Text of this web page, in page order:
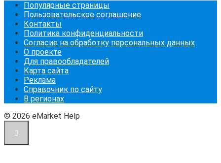
Популярные страницы
Пользовательское соглашение
Контакты
Политика конфиденциальности
Согласие на обработку персональных данных
О проекте
Для правообладателей
Карта сайта
Реклама
Справочник по сайту
В регионах
© 2026 eMarket Help